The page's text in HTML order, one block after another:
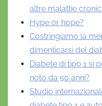
altre malattie
Hype or hope?
Costringiamo la
dimenticarsi del
Diabete di tipo 1 si
noto da 50 anni?
Studio